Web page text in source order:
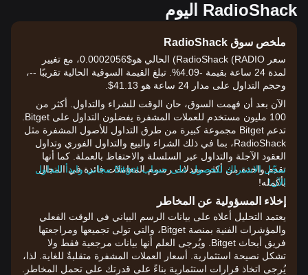
RadioShack اليوم
ملخص سوق RadioShack
سعر RadioShack (RADIO) الحالي هو$0.0002056، مع تغيير
لمدة 24 ساعة بقيمة -4.09%. تبلغ القيمة السوقية الحالية تقريبًا --،
وحجم التداول على مدار 24 ساعة هو 41.13$.
الآن بعد أن فهمت السوق، حان الوقت للشراء والتداول. أكثر من
تدعم Bitget مجموعة كبيرة من طرق التداول للأصول المشفرة مثل
RadioShack، بما في ذلك الشراء والبيع والتداول الفوري وتداول
العقود الآجلة والتداول عبر السلسلة والاحتفاظ بالعملة. كما أنها
تقدم واحدة من أكثر معدلات رسوم المعاملات فائدة في المجال
بأكمله!
سجّل الاشتراك للحصول على حساب Bitget مجاني وابدأ التداول
الآن!
إخلاء المسؤولية عن المخاطر
يعتمد التحليل أعلاه على بيانات الرسم البياني في الوقت الفعلي
والمؤشرات الفنية بمنصة Bitget، والتي تولى تجميعها ومراجعتها
فريق أبحاث Bitget. ويُرجى العلم أنها بيانات مرجعية فقط ولا
تشكل نصيحة استثمارية. أسعار العملات المشفرة متقلبةٌ للغاية. لذا،
يُرجى اتخاذ قرارات استثمارية بناءً على قدرتك على تحمل المخاطر.